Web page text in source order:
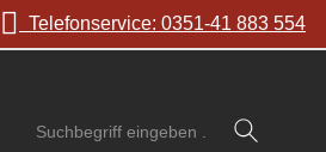
Hauptinhalt springen
Zur Suche springen
Zur Hauptnavigation springen
Telefonservice: 0351-41 883 554